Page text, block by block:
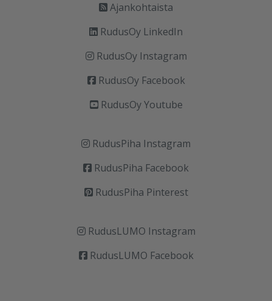
Ajankohtaista
RudusOy LinkedIn
RudusOy Instagram
RudusOy Facebook
RudusOy Youtube
RudusPiha Instagram
RudusPiha Facebook
RudusPiha Pinterest
RudusLUMO Instagram
RudusLUMO Facebook